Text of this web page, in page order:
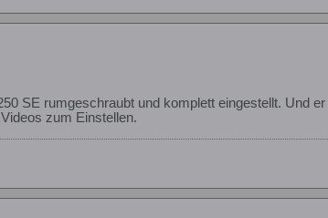
SE rumgeschraubt und komplett eingestellt. Und
zum Einstellen.